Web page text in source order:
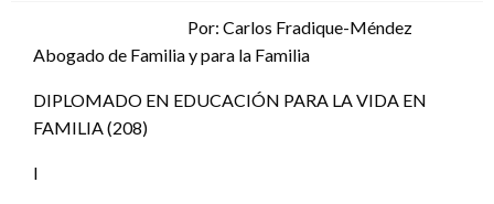
Por: Carlos Fradique-Méndez
Abogado de Familia y para la Familia
DIPLOMADO EN EDUCACIÓN PARA LA VIDA EN
FAMILIA (208)
I